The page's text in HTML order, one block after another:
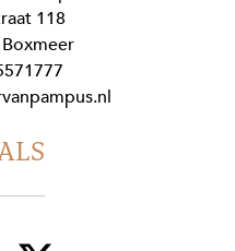
118